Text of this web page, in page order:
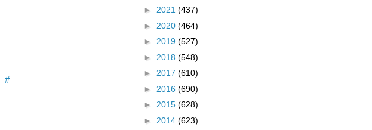
#
► 2021 (437)
► 2020 (464)
► 2019 (527)
► 2018 (548)
► 2017 (610)
► 2016 (690)
► 2015 (628)
► 2014 (623)